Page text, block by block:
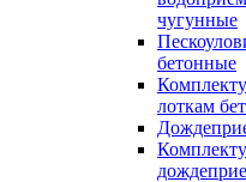
чугунные
бетонные
лоткам